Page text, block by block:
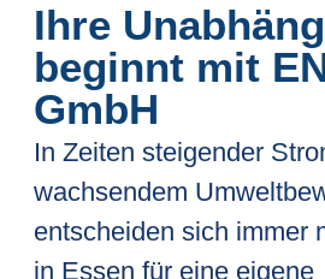
Ihre
beginnt mit
GmbH
In Zeiten steigender
wachsendem
entscheiden sich immer
in Essen für eine eigene